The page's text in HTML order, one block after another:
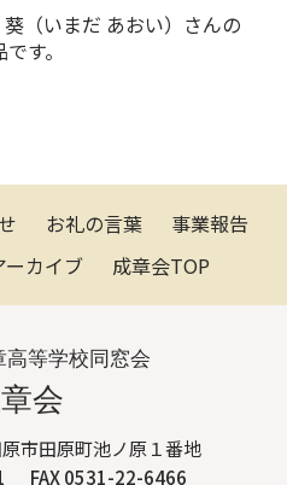
（いまだ あおい）さんの
す。
お礼の言葉
事業報告
カイブ 成章会TOP
等学校同窓会
会
市田原町池ノ原１番地
FAX 0531-22-6466